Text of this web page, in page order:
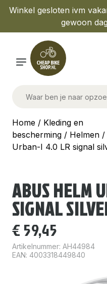
Winkel gesloten ivm
gewoon
Home / Kleding en
bescherming / Helmen /
Urban-I 4.0 LR signal
ABUS HELM
SIGNAL
€ 59,45
Artikelnummer: AH44984
EAN: 4003318449840